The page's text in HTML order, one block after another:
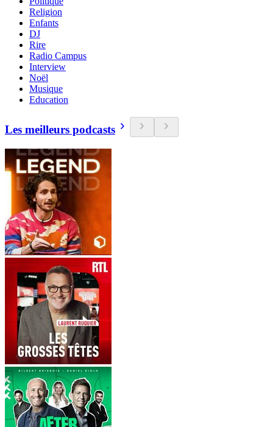
Religion
Enfants
DJ
Rire
Radio Campus
Interview
Noël
Musique
Education
Les meilleurs podcasts